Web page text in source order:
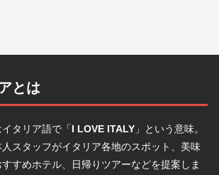
とは
タリア語で「I LOVE ITALY 」という意味。
スタッフがイタリア各地のスポット、美味
すめホテル、日帰りツアーなどを提案しま